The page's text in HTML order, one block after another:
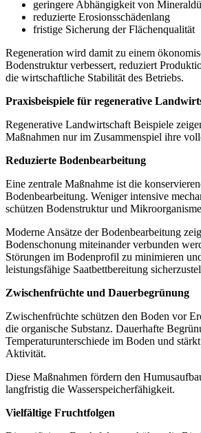
geringere Abhängigkeit von
reduzierte Erosionsschädenlang
fristige Sicherung der Flächenqualität
Regeneration wird damit zu einem
Bodenstruktur verbessert, reduziert
die wirtschaftliche Stabilität des Betriebs.
Praxisbeispiele für regenerative
Regenerative Landwirtschaft Beispiele
Maßnahmen nur im Zusammenspiel ihre
Reduzierte Bodenbearbeitung
Eine zentrale Maßnahme ist die
Bodenbearbeitung. Weniger intensive
schützen Bodenstruktur und
Moderne Ansätze der Bodenbearbeitung
Bodenschonung miteinander verbunden
Störungen im Bodenprofil zu minimieren
leistungsfähige Saatbettbereitung
Zwischenfrüchte und Dauerbegrünung
Zwischenfrüchte schützen den Boden vor
die organische Substanz. Dauerhafte
Temperaturunterschiede im Boden und
Aktivität.
Diese Maßnahmen fördern den
langfristig die Wasserspeicherfähigkeit.
Vielfältige Fruchtfolgen